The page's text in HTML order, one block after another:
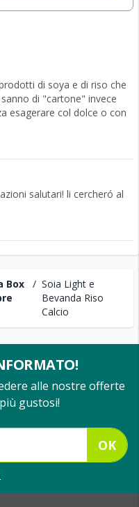
Box
/ Soia Light e
Bevanda Riso
Calcio
di soya e di riso che
di "cartone" invece
esagerare col dolce o con
salutari! li cercheró al
alle nostre offerte
gustosi!
OK